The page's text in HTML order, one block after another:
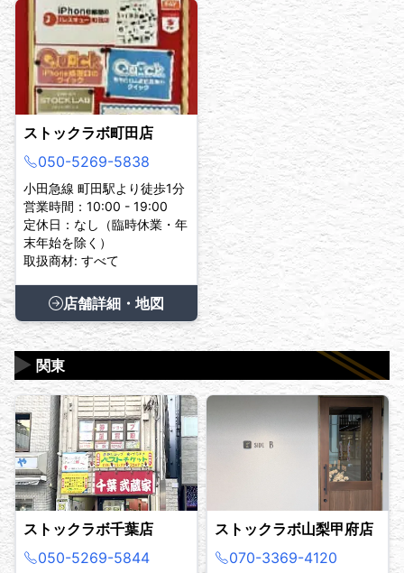
ストックラボ町田店
050-5269-5838
小田急線 町田駅より徒歩1分
営業時間：10:00 - 19:00
定休日：なし（臨時休業・年
末年始を除く）
取扱商材: すべて
店舗詳細・地図
関東
▶
ストックラボ千葉店
050-5269-5844
ストックラボ山梨甲府店
070-3369-4120